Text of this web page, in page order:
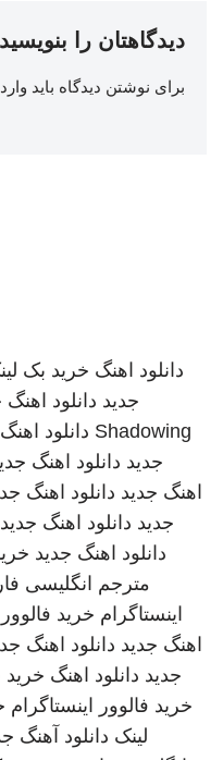
دیدگاهتان را بنویسید
برای نوشتن دیدگاه باید
دانلود اهنگ خرید بک
جدید دانلود اهنگ
Shadowing دانلود
جدید دانلود اهنگ
اهنگ جدید دانلود اهنگ
جدید دانلود اهنگ جدید
دانلود اهنگ جدید
مترجم انگلیسی
اینستاگرام خرید
اهنگ جدید دانلود اهنگ
جدید دانلود اهنگ خرید
خرید فالوور اینستاگرام
لینک دانلود آهنگ